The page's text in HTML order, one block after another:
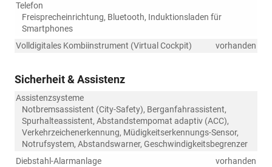
Telefon
Freisprecheinrichtung, Bluetooth, Induktionsladen für
Smartphones
Volldigitales Kombiinstrument (Virtual Cockpit)
vorhanden
Sicherheit & Assistenz
Assistenzsysteme
Notbremsassistent (City-Safety), Berganfahrassistent,
Spurhalteassistent, Abstandstempomat adaptiv (ACC),
Verkehrzeichenerkennung, Müdigkeitserkennungs-Sensor,
Notrufsystem, Abstandswarner, Geschwindigkeitsbegrenzer
Diebstahl-Alarmanlage
vorhanden